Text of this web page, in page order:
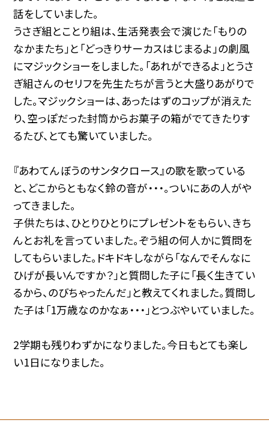
話をしていました。
うさぎ組とことり組は、生活発表会で演じた「もりの
なかまたち」と「どっきりサーカスはじまるよ」の劇風
にマジックショーをしました。「あれができるよ」とうさ
ぎ組さんのセリフを先生たちが言うと大盛りあがりで
した。マジックショーは、あったはずのコップが消えた
り、空っぽだった封筒からお菓子の箱がでてきたりす
るたび、とても驚いていました。
『あわてんぼうのサンタクロース』の歌を歌っている
と、どこからともなく鈴の音が・・・。ついにあの人がや
ってきました。
子供たちは、ひとりひとりにプレゼントをもらい、きち
んとお礼を言っていました。ぞう組の何人かに質問を
してもらいました。ドキドキしながら「なんでそんなに
ひげが長いんですか？」と質問した子に「長く生きてい
るから、のびちゃったんだ」と教えてくれました。質問し
た子は「1万歳なのかなぁ・・・」とつぶやいていました。
2学期も残りわずかになりました。今日もとても楽し
い1日になりました。